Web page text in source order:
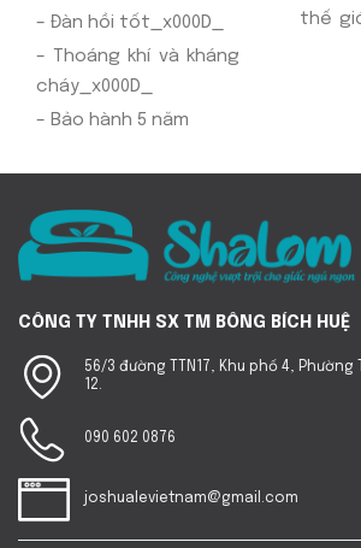
– Đàn hồi tốt_x000D_
– Thoáng khí và kháng
cháy_x000D_
– Bảo hành 5 năm
thế
viên
xanh
mình,
người…
CÔNG TY TNHH SX TM BÔNG BÍCH HUỆ
56/3 đường TTN17, Khu phố 4, Phường
12.
090 602 0876
joshualevietnam@gmail.com